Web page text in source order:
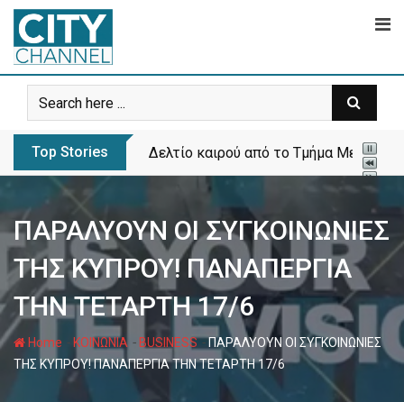
Skip
content
Top Stories Το πρώτο πάρκο σκύλων ανοίγει στα
ΠΑΡΑΛΥΟΥΝ ΟΙ ΣΥΓΚΟΙΝΩΝΙΕΣ
ΤΗΣ ΚΥΠΡΟΥ! ΠΑΝΑΠΕΡΓΙΑ
ΤΗΝ ΤΕΤΑΡΤΗ 17/6
Home - ΚΟΙΝΩΝΙΑ - BUSINESS-ΠΑΡΑΛΥΟΥΝ ΟΙ ΣΥΓΚΟΙΝΩΝΙΕΣ
ΤΗΣ ΚΥΠΡΟΥ! ΠΑΝΑΠΕΡΓΙΑ ΤΗΝ ΤΕΤΑΡΤΗ 17/6